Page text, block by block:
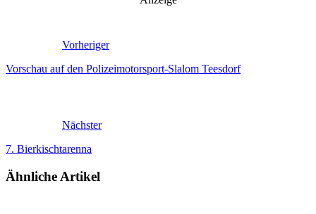
Vorheriger
Vorschau auf den Polizeimotorsport-Slalom Teesdorf
Nächster
7. Bierkischtarenna
Ähnliche Artikel